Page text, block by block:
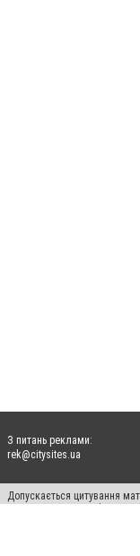
З питань реклами:
rek@citysites.ua
Допускається цитування
пошукових систем